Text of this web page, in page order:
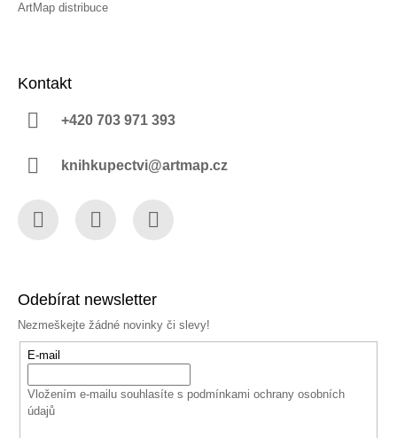
ArtMap distribuce
Kontakt
+420 703 971 393
knihkupectvi@artmap.cz
Odebírat newsletter
Nezmeškejte žádné novinky či slevy!
E-mail
Vložením e-mailu souhlasíte s podmínkami ochrany osobních
údajů